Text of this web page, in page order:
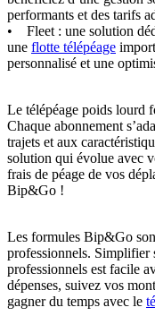
performants et des tarifs
• Fleet : une solution
une flotte télépéage
personnalisé et une
Le télépéage poids lourd
Chaque abonnement
trajets et aux
solution qui évolue avec
frais de péage de vos
Bip&Go !
Les formules Bip&Go
professionnels. Simplifier
professionnels est facile
dépenses, suivez vos
gagner du temps avec le